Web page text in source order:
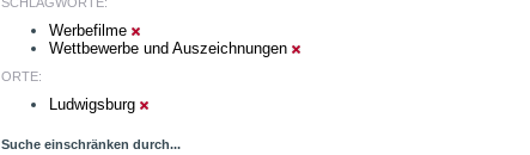
Werbefilme
Wettbewerbe und Auszeichnungen
ORTE:
Ludwigsburg
Suche einschränken durch...